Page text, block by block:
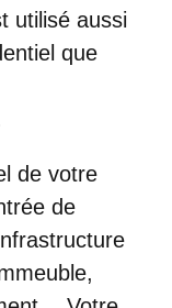
utilisé aussi
que
de votre
de